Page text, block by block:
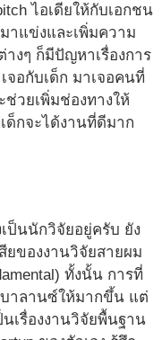
ไอเดียให้กับเอกชน
าแข่งและเพิ่มความ
งๆ ก็มีปัญหาเรื่องการ
จอกับเด็ก มาเจอคนที่
วยเพิ่มช่องทางให้
ด็กจะได้งานที่ดีมาก
ป็นนักวิจัยอยู่ครับ ยัง
ยของงานวิจัยสายผม
ทั้งนั้น การที่
าลานซ์ให้มากขึ้น แต่
เรื่องงานวิจัยพื้นฐาน